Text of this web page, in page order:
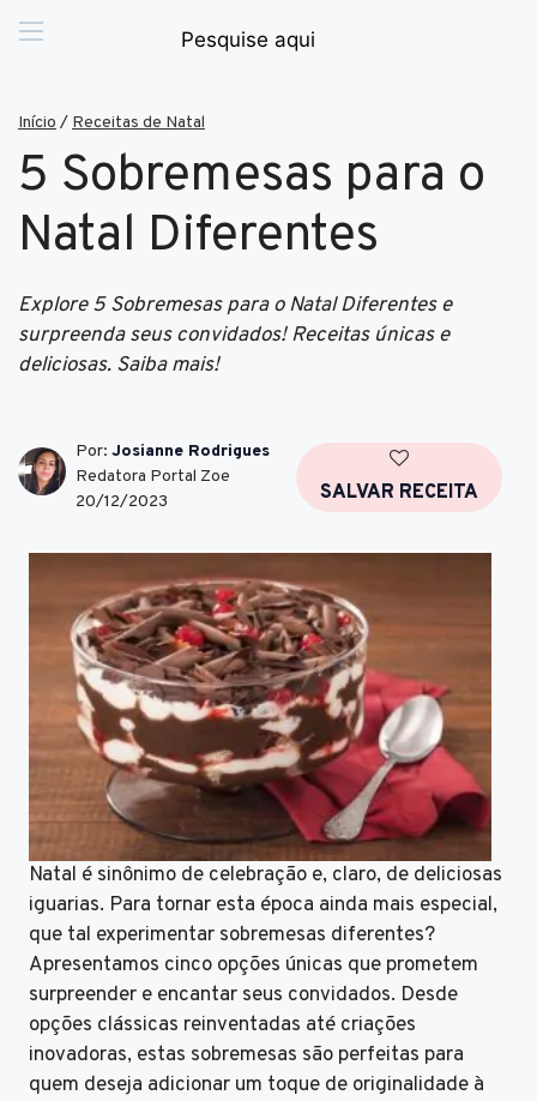
Início / Receitas de Natal
5 Sobremesas para o
Natal Diferentes
Explore 5 Sobremesas para o Natal Diferentes e
surpreenda seus convidados! Receitas únicas e
deliciosas. Saiba mais!
Por: Josianne Rodrigues
Redatora Portal Zoe
20/12/2023
SALVAR RECEITA
Natal é sinônimo de celebração e, claro, de deliciosas
iguarias. Para tornar esta época ainda mais especial,
que tal experimentar sobremesas diferentes?
Apresentamos cinco opções únicas que prometem
surpreender e encantar seus convidados. Desde
opções clássicas reinventadas até criações
inovadoras, estas sobremesas são perfeitas para
quem deseja adicionar um toque de originalidade à